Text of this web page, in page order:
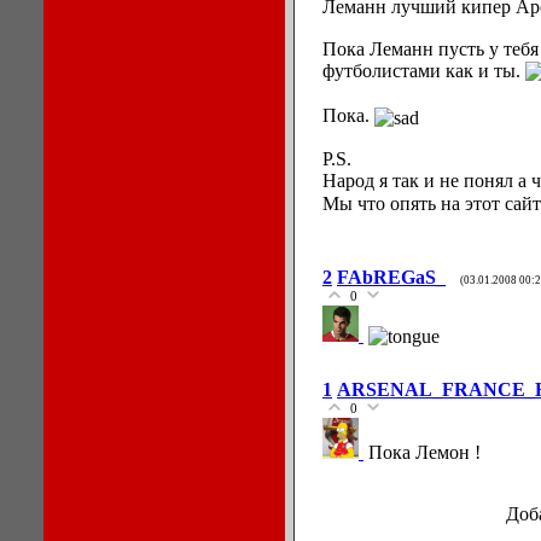
Леманн лучший кипер
Пока Леманн пусть у
футболистами как и ты.
Пока.
P.S.
Народ я так и не понял а
Мы что опять на этот
2 FAbREGaS_ (03.01.2008
0
1
0
Пока Лемон !